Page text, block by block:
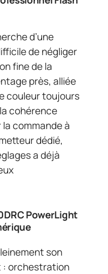
d’une
de négliger
fine de la
près, alliée
couleur toujours
cohérence
commande à
dédié,
a déjà
PowerLight
son
: orchestration